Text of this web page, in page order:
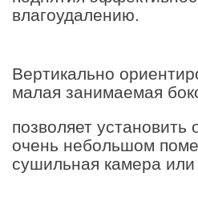
влагоудалению.
Вертикально
малая занимаемая
позволяет
очень небольшом
сушильная камера или